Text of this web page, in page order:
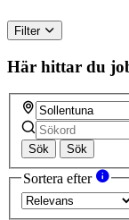
Filter
Här hittar du
Sök Sök
Sortera efter